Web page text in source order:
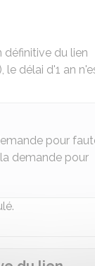
du lien
délai d'1 an
pour
demande pour